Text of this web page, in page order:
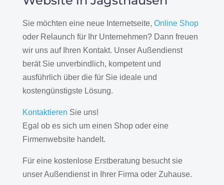
Sie möchten eine neue Internetseite, Online Shop
oder Relaunch für Ihr Unternehmen? Dann freuen
wir uns auf Ihren Kontakt. Unser Außendienst
berät Sie unverbindlich, kompetent und
ausführlich über die für Sie ideale und
kostengünstigste Lösung.
Kontaktieren Sie uns!
Egal ob es sich um einen Shop oder eine
Firmenwebsite handelt.
Für eine kostenlose Erstberatung besucht sie
unser Außendienst in Ihrer Firma oder Zuhause.